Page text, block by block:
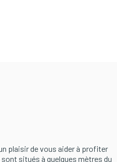
plaisir de vous aider à profiter
situés à quelques mètres du